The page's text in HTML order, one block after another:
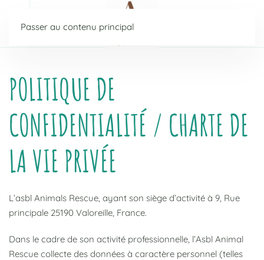
Passer au contenu principal
POLITIQUE DE
CONFIDENTIALITÉ / CHARTE DE
LA VIE PRIVÉE
L’asbl Animals Rescue, ayant son siège d’activité à 9, Rue
principale 25190 Valoreille, France.
Dans le cadre de son activité professionnelle, l’Asbl Animal
Rescue collecte des données à caractère personnel (telles